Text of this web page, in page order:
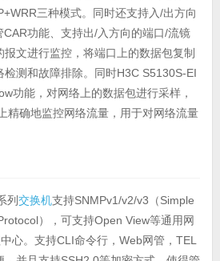
三种模式。同时还支持入/出方向
功能、支持出/入方向的端口/流镜
文进行监控，将端口上的数据包复制
测和故障排除。同时H3C S5130S-EI
功能，对网络上的数据包进行采样，
精确地监控网络流量，用于对网络流量
列交换机支持SNMPv1/v2/v3（Simple
），可支持Open View等通用网
心。支持CLI命令行，Web网管，TEL